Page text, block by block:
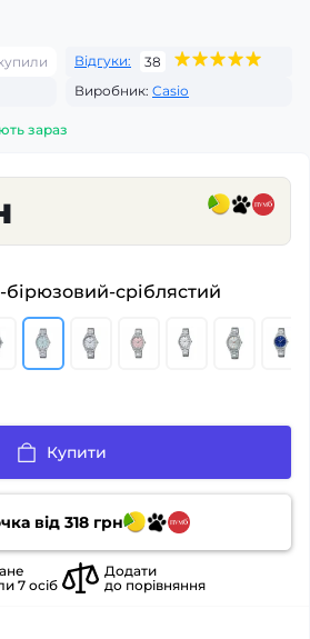
Відгуки:
38
Виробник: Casio
зараз
бірюзовий-сріблястий
Купити
від 318грн
7осіб
Додати
до порівняння